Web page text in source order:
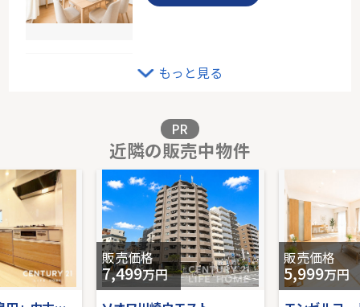
販売価格を見る
シーズンプレイスＡ棟
8階｜4LDK｜92.56㎡｜南
販売価格を見る
もっと見る
PR
近隣の販売中物件
販売価格
7,499万円
販売価格
5,999万円